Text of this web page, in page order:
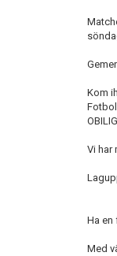
Kom
Vi har
Ha en
Med